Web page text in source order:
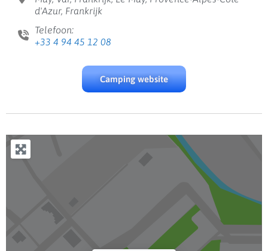
d'Azur, Frankrijk
Telefoon:
+33 4 94 45 12 08
Camping website